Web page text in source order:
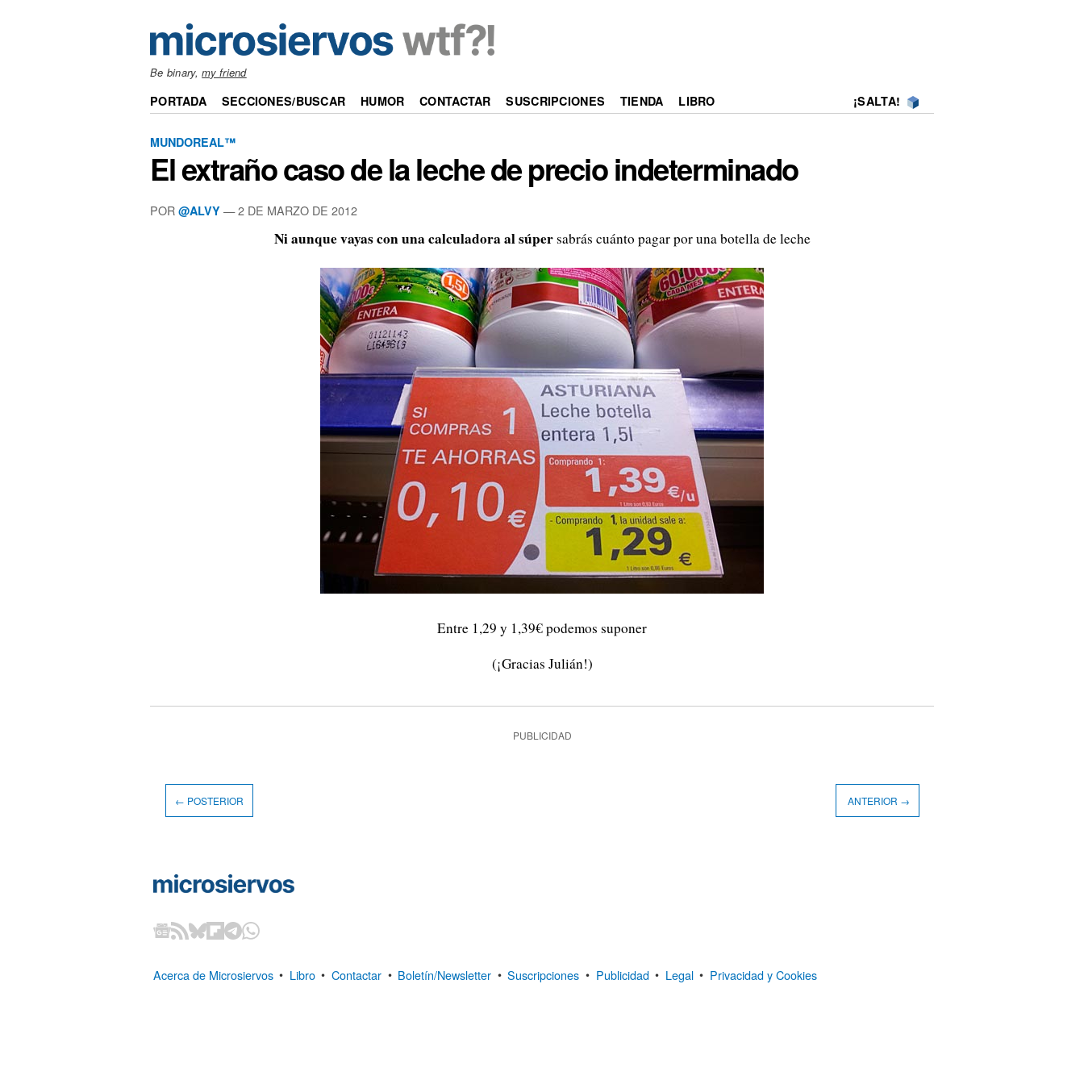
Be binary,my friend
PORTADA SECCIONES/BUSCAR HUMOR CONTACTAR SUSCRIPCIONES TIENDA LIBRO ¡SALTA!
MUNDOREAL™
El extraño caso de la leche de precio indeterminado
POR @ALVY —2 DE MARZO DE 2012
Ni aunque vayas con una calculadora al súpersabrás cuánto pagar por una botella de leche
Entre 1,29 y 1,39€ podemos suponer
(¡Gracias Julián!)
PUBLICIDAD
← POSTERIOR ANTERIOR →
Acerca de Microsiervos • Libro • Contactar • Boletín/Newsletter • Suscripciones • Publicidad • Legal • Privacidad y Cookies